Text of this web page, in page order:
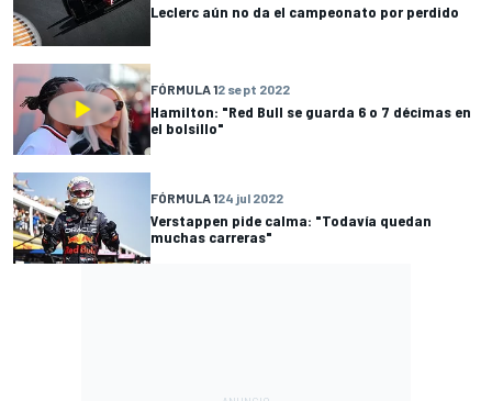
Leclerc aún no da el campeonato por perdido
FÓRMULA 12 sept 2022
Hamilton: "Red Bull se guarda 6 o 7 décimas en
el bolsillo"
FÓRMULA 124 jul 2022
Verstappen pide calma: "Todavía quedan
muchas carreras"